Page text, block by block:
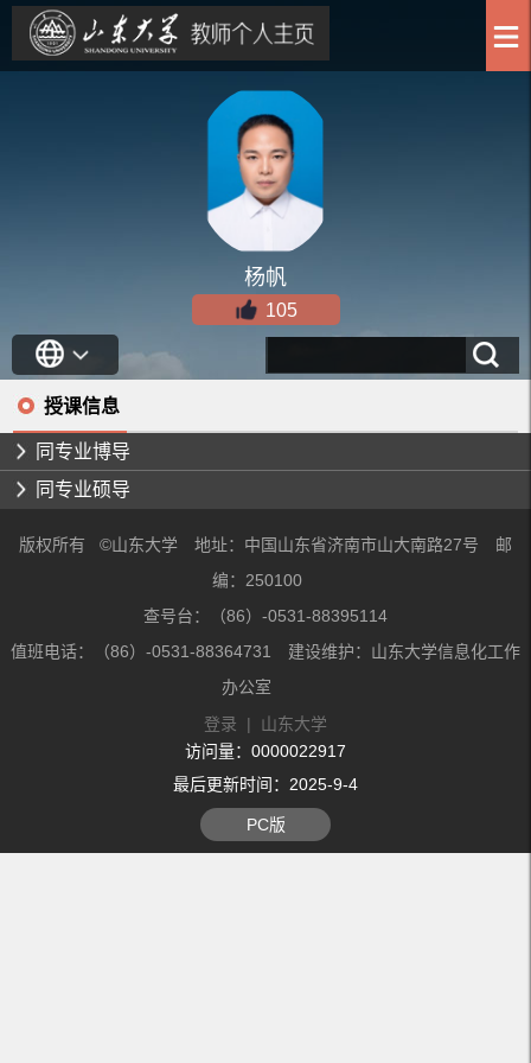
杨帆
105
授课信息
同专业博导
同专业硕导
版权所有 ©山东大学 地址：中国山东省济南市山大南路27号 邮
编：250100
查号台：（86）-0531-88395114
值班电话：（86）-0531-88364731 建设维护：山东大学信息化工作
办公室
登录 | 山东大学
访问量： 0000022917
最后更新时间： 2025-9-4
PC版